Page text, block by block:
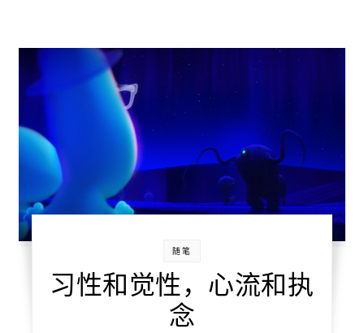
随笔
习性和觉性，心流和执
念